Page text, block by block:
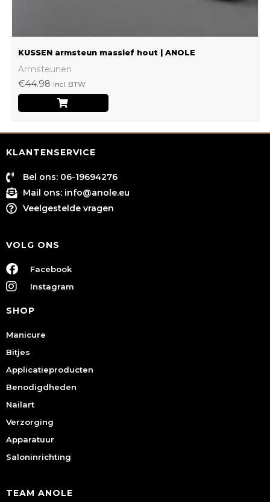
KUSSEN armsteun massief hout | ANOLE
Armsteunen
€44.98 Incl. BTW
KLANTENSERVICE
Bel ons: 06-19694276
Mail ons: info@anole.eu
Veelgestelde vragen
VOLG ONS
Facebook
Instagram
SHOP
Manicure
Bitjes
Applicatieproducten
Benodigdheden
Nailart
Verzorging
Apparatuur
Saloninrichting
TEAM ANOLE